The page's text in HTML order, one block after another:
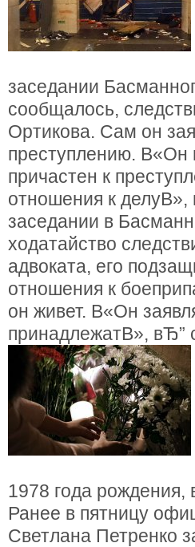
заседании
сообщалось,
Ортикова. Сам он
преступлению. В«Он
причастен к
отношения к делуВ»,
заседании в
ходатайство
адвоката, его
отношения к
он живет. В«Он
принадлежатВ», вЂ”
1978 года рождения,
Ранее в пятницу
Светлана Петренко